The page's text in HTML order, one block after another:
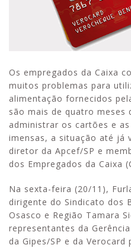
Os empregados da Caixa
muitos problemas para
alimentação fornecidos
são mais de quatro meses
administrar os cartões e
imensas, a situação até já
diretor da Apcef/SP e
dos Empregados da Caixa
Na sexta-feira (20/11),
dirigente do Sindicato dos
Osasco e Região Tamara
representantes da
da Gipes/SP e da